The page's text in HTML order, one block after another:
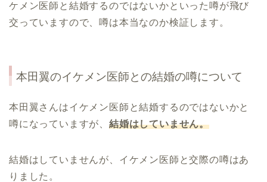
ケメン医師と結婚するのではないかといった噂が飛び
交っていますので、噂は本当なのか検証します。
本田翼のイケメン医師との結婚の噂について
本田翼さんはイケメン医師と結婚するのではないかと
噂になっていますが、 結婚はしていません。
結婚はしていませんが、イケメン医師と交際の噂はあ
りました。